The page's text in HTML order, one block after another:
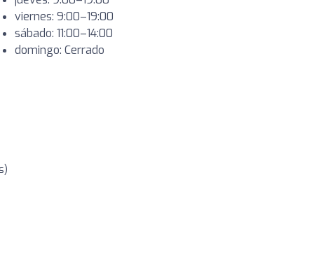
viernes: 9:00–19:00
sábado: 11:00–14:00
domingo: Cerrado